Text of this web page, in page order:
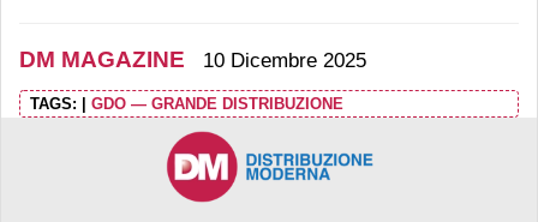
DM MAGAZINE 10 Dicembre 2025
TAGS: GDO — GRANDE DISTRIBUZIONE